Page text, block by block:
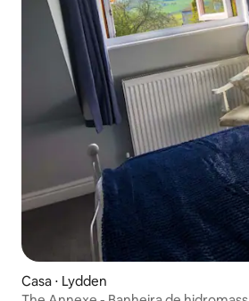
Casa ⋅ Lydden